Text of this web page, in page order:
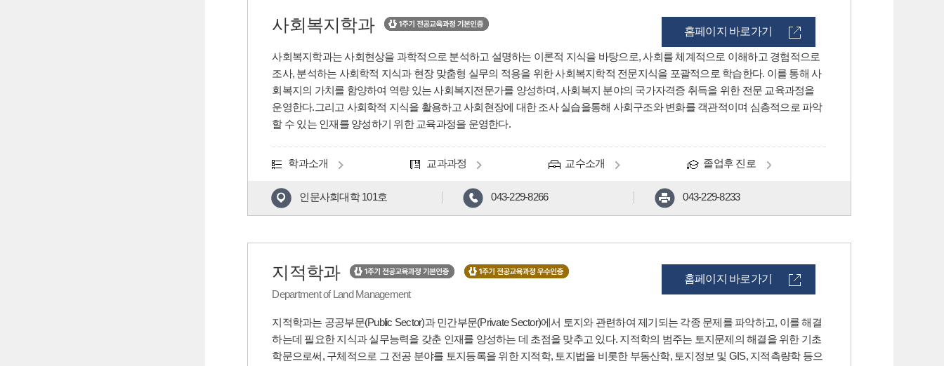
사회복지학과
사회복지학과는 사회현상을 과학적으로 분석하고 설명하는 이론적 지식을 바탕으로, 사회를 체계적으로 이해하고 경험적으로
조사, 분석하는 사회학적 지식과 현장 맞춤형 실무의 적용을 위한 사회복지학적 전문지식을 포괄적으로 학습한다. 이를 통해 사
회복지의 가치를 함양하여 역량 있는 사회복지전문가를 양성하며, 사회복지 분야의 국가자격증 취득을 위한 전문 교육과정을
운영한다.그리고 사회학적 지식을 활용하고 사회현장에 대한 조사 실습을통해 사회구조와 변화를 객관적이며 심층적으로 파악
할 수 있는 인재를 양성하기 위한 교육과정을 운영한다.
홈페이지 바로가기
학과소개 교과과정 교수소개 졸업후 진로
인문사회대학 101호 043-229-8266 043-229-8233
지적학과
Department of Land Management
지적학과는 공공부문(Public Sector)과 민간부문(Private Sector)에서 토지와 관련하여 제기되는 각종 문제를 파악하고, 이를 해결
하는데 필요한 지식과 실무능력을 갖춘 인재를 양성하는 데 초점을 맞추고 있다. 지적학의 범주는 토지문제의 해결을 위한 기초
학문으로써, 구체적으로 그 전공 분야를 토지등록을 위한 지적학, 토지법을 비롯한 부동산학, 토지정보 및 GIS, 지적측량학 등으
홈페이지 바로가기